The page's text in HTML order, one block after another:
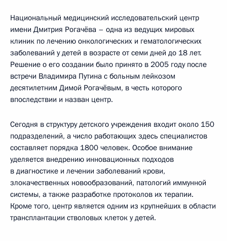
Национальный медицинский исследовательский центр
имени Дмитрия Рогачёва – одна из ведущих мировых
клиник по лечению онкологических и гематологических
заболеваний у детей в возрасте от семи дней до 18 лет.
Решение о его создании было принято в 2005 году после
встречи Владимира Путина с больным лейкозом
десятилетним Димой Рогачёвым, в честь которого
впоследствии и назван центр.
Сегодня в структуру детского учреждения входит около 150
подразделений, а число работающих здесь специалистов
составляет порядка 1800 человек. Особое внимание
уделяется внедрению инновационных подходов
в диагностике и лечении заболеваний крови,
злокачественных новообразований, патологий иммунной
системы, а также разработке протоколов их терапии.
Кроме того, центр является одним из крупнейших в области
трансплантации стволовых клеток у детей.